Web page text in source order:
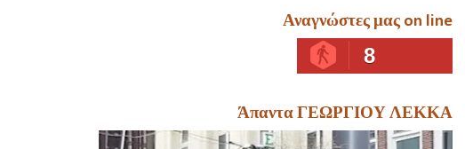
Αναγνώστες μας on line
8
Άπαντα ΓΕΩΡΓΙΟΥ ΛΕΚΚΑ